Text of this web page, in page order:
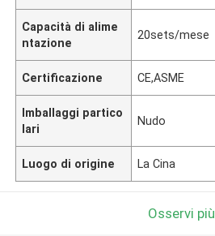
Capacità di alime
ntazione
20sets/mese
Certificazione CE,ASME
Imballaggi partico
lari
Nudo
Luogo di origine La Cina
Osservi più